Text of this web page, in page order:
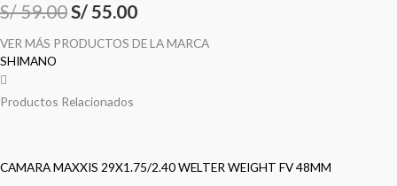
S/59.00S/55.00
VER MÁS PRODUCTOS DE LA MARCA
SHIMANO
Productos Relacionados
CAMARA MAXXIS 29X1.75/2.40 WELTER WEIGHT FV 48MM